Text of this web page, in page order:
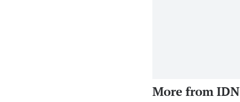
More from IDN